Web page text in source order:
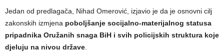
Jedan od predlagača, Nihad Omerović, izjavio je da je osnovni cilj
zakonskih izmjena poboljšanje socijalno-materijalnog statusa
pripadnika Oružanih snaga BiH i svih policijskih struktura koje
djeluju na nivou države